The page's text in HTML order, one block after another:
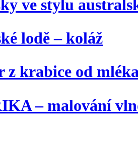
ve stylu
lodě – koláž
z krabice od
– malování